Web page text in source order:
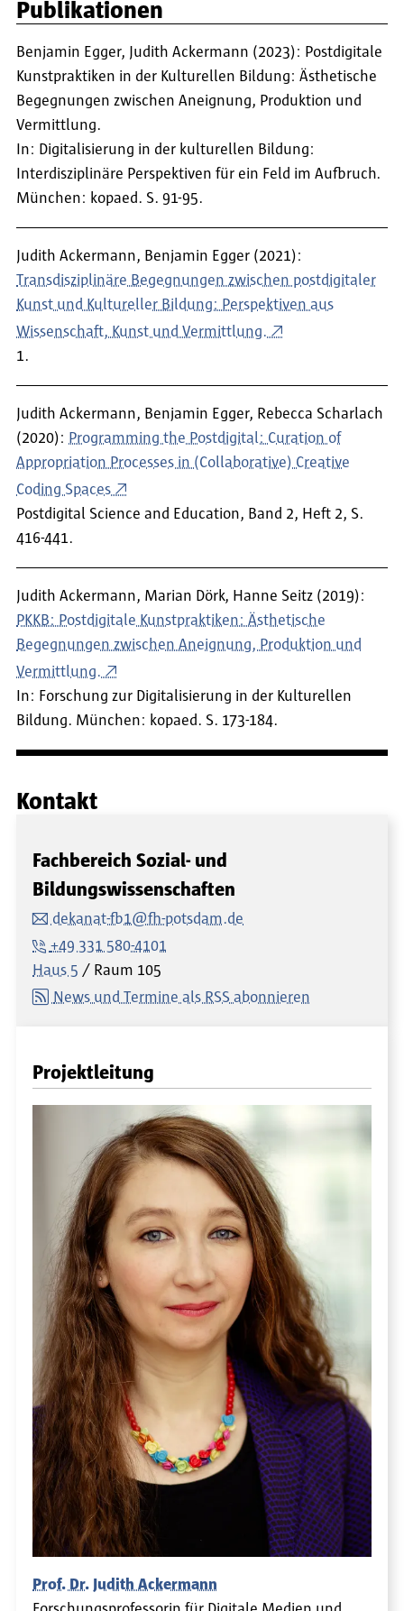
Publikationen
Benjamin Egger, Judith Ackermann (2023): Postdigitale
Kunstpraktiken in der Kulturellen Bildung: Ästhetische
Begegnungen zwischen Aneignung, Produktion und
Vermittlung.
In: Digitalisierung in der kulturellen Bildung:
Interdisziplinäre Perspektiven für ein Feld im Aufbruch.
München: kopaed. S. 91-95.
Judith Ackermann, Benjamin Egger (2021):
Transdisziplinäre Begegnungen zwischen postdigitaler
Kunst und Kultureller Bildung: Perspektiven aus
Wissenschaft, Kunst und Vermittlung.
1.
Judith Ackermann, Benjamin Egger, Rebecca Scharlach
(2020): Programming the Postdigital: Curation of
Appropriation Processes in (Collaborative) Creative
Coding Spaces
Postdigital Science and Education, Band 2, Heft 2, S.
416-441.
Judith Ackermann, Marian Dörk, Hanne Seitz (2019):
PKKB: Postdigitale Kunstpraktiken: Ästhetische
Begegnungen zwischen Aneignung, Produktion und
Vermittlung.
In: Forschung zur Digitalisierung in der Kulturellen
Bildung. München: kopaed. S. 173-184.
Kontakt
Fachbereich Sozial- und
Bildungswissenschaften
dekanat-fb1@fh-potsdam.de
+49 331 580-4101
Haus 5
Raum 105
News und Termine als RSS abonnieren
Projektleitung
Prof. Dr. Judith Ackermann